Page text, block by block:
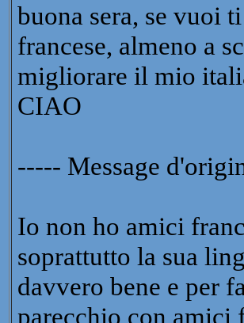
buona sera, se vuoi
francese, almeno a
migliorare il mio
CIAO
----- Message
Io non ho amici
soprattutto la sua
davvero bene e per
parecchio con amici